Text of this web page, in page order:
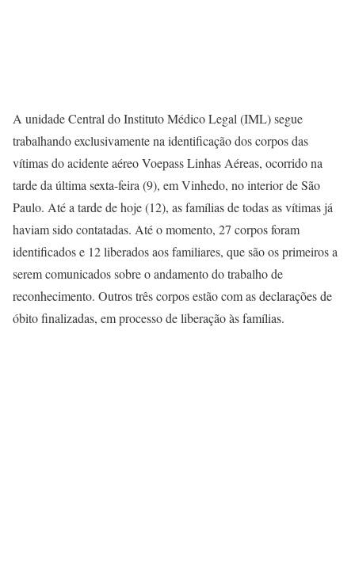
A unidade Central do Instituto Médico Legal (IML) segue
trabalhando exclusivamente na identificação dos corpos das
vítimas do acidente aéreo Voepass Linhas Aéreas, ocorrido na
tarde da última sexta-feira (9), em Vinhedo, no interior de São
Paulo. Até a tarde de hoje (12), as famílias de todas as vítimas já
haviam sido contatadas. Até o momento, 27 corpos foram
identificados e 12 liberados aos familiares, que são os primeiros a
serem comunicados sobre o andamento do trabalho de
reconhecimento. Outros três corpos estão com as declarações de
óbito finalizadas, em processo de liberação às famílias.